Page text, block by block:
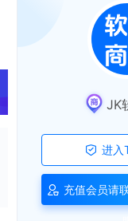
JK
进入
充值会员请